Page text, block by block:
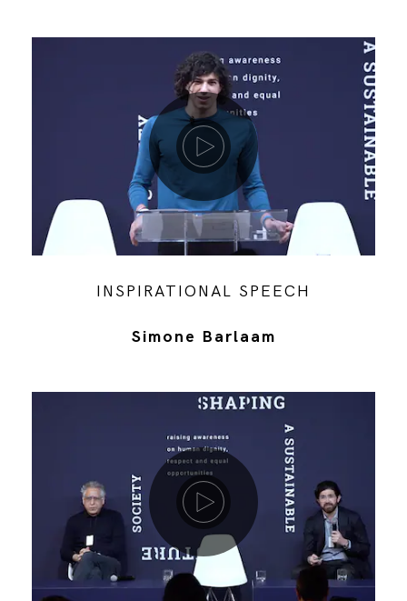
Riproduci video
INSPIRATIONAL SPEECH
Simone Barlaam
Riproduci video